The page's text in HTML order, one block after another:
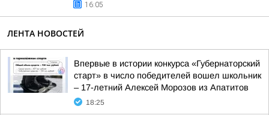
16:05
ЛЕНТА НОВОСТЕЙ
Впервые в истории конкурса «Губернаторский
старт» в число победителей вошел школьник
– 17-летний Алексей Морозов из Апатитов
18:25